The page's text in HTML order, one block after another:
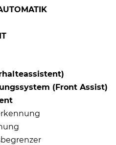
(Front Assist)